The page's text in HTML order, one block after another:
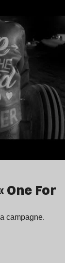
One For
campagne.